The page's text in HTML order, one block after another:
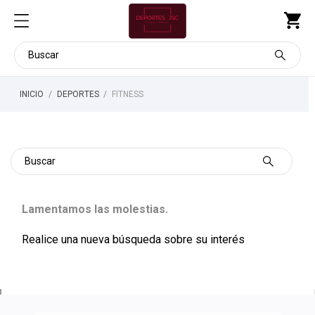
INICIO DEPORTES FITNESS
Lamentamos las molestias.
Realice una nueva búsqueda sobre su interés